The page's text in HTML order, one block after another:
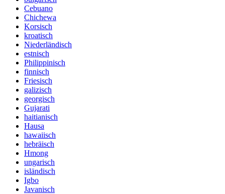
Cebuano
Chichewa
Korsisch
kroatisch
Niederländisch
estnisch
Philippinisch
finnisch
Friesisch
galizisch
georgisch
Gujarati
haitianisch
Hausa
hawaiisch
hebräisch
Hmong
ungarisch
isländisch
Igbo
Javanisch